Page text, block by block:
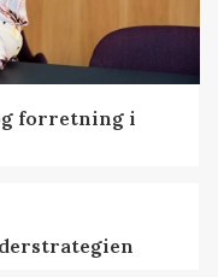
forretning i